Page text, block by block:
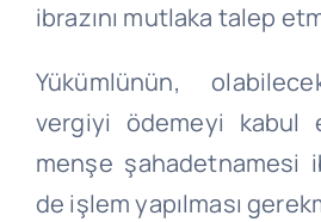
ibrazını mutlaka talep
Yükümlünün,
vergiyi ödemeyi kabul
menşe şahadetnamesi
de işlem yapılması